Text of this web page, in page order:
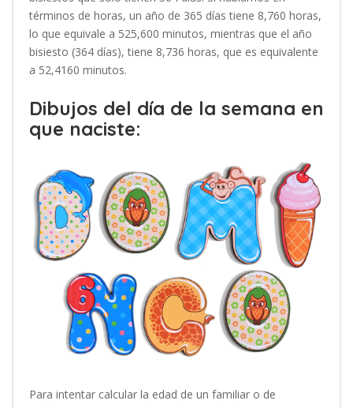
términos de horas, un año de 365 días tiene 8,760 horas,
lo que equivale a 525,600 minutos, mientras que el año
bisiesto (364 días), tiene 8,736 horas, que es equivalente
a 52,4160 minutos.
Dibujos del día de la semana en
que naciste:
Para intentar calcular la edad de un familiar o de